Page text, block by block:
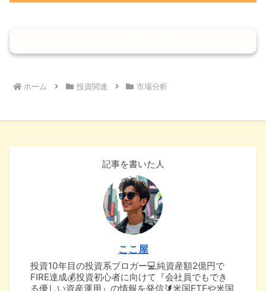
ホーム 投資関連 市場分析
記事を書いた人
ここ屋
投資10年目の投資系ブロガー💻純資産額2億円で
FIRE達成💰投資初心者に向けて『会社員でもでき
る優しい資産運用』の情報を発信🔰米国ETFや米国